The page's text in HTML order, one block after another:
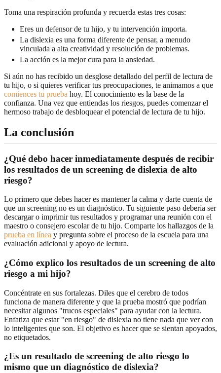
Toma una respiración profunda y recuerda estas tres cosas:
Eres un defensor de tu hijo, y tu intervención importa.
La dislexia es una forma diferente de pensar, a menudo
vinculada a alta creatividad y resolución de problemas.
La acción es la mejor cura para la ansiedad.
Si aún no has recibido un desglose detallado del perfil de lectura de
tu hijo, o si quieres verificar tus preocupaciones, te animamos a que
comiences tu prueba hoy. El conocimiento es la base de la
confianza. Una vez que entiendas los riesgos, puedes comenzar el
hermoso trabajo de desbloquear el potencial de lectura de tu hijo.
La conclusión
¿Qué debo hacer inmediatamente después de recibir
los resultados de un screening de dislexia de alto
riesgo?
Lo primero que debes hacer es mantener la calma y darte cuenta de
que un screening no es un diagnóstico. Tu siguiente paso debería ser
descargar o imprimir tus resultados y programar una reunión con el
maestro o consejero escolar de tu hijo. Comparte los hallazgos de la
prueba en línea y pregunta sobre el proceso de la escuela para una
evaluación adicional y apoyo de lectura.
¿Cómo explico los resultados de un screening de alto
riesgo a mi hijo?
Concéntrate en sus fortalezas. Diles que el cerebro de todos
funciona de manera diferente y que la prueba mostró que podrían
necesitar algunos "trucos especiales" para ayudar con la lectura.
Enfatiza que estar "en riesgo" de dislexia no tiene nada que ver con
lo inteligentes que son. El objetivo es hacer que se sientan apoyados,
no etiquetados.
¿Es un resultado de screening de alto riesgo lo
mismo que un diagnóstico de dislexia?